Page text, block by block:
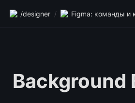
/designer /
Background